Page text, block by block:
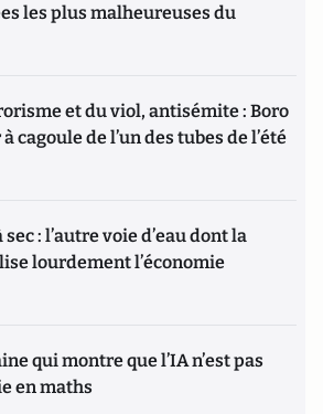
les plus malheureuses du
et du viol, antisémite : Boro
cagoule de l’un des tubes de l’été
: l’autre voie d’eau dont la
lourdement l’économie
qui montre que l’IA n’est pas
en maths